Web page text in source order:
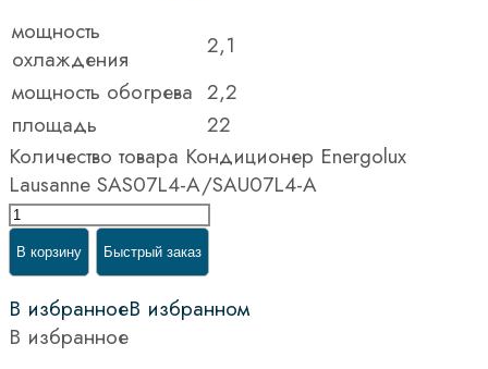
мощность
охлаждения
2,1
мощность обогрева 2,2
площадь
22
Количество товара Кондиционер Energolux
Lausanne SAS07L4-A/SAU07L4-A
В корзину Быстрый заказ
В избранноеВ избранном
В избранное